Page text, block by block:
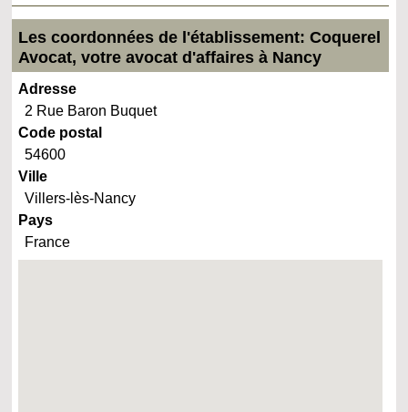
Les coordonnées de l'établissement: Coquerel
Avocat, votre avocat d'affaires à Nancy
Adresse
2 Rue Baron Buquet
Code postal
54600
Ville
Villers-lès-Nancy
Pays
France